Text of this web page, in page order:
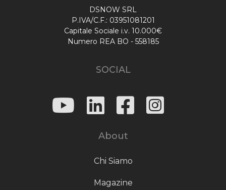
DSNOW SRL
P.IVA/C.F.: 03951081201
Capitale Sociale i.v. 10.000€
Numero REA BO - 558185
SOCIAL
About
Chi Siamo
Magazine